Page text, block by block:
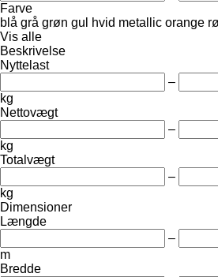
Farve
blå grå grøn gul hvid metallic orange
Vis alle
Beskrivelse
Nyttelast
–
kg
Nettovægt
–
kg
Totalvægt
–
kg
Dimensioner
Længde
–
m
Bredde